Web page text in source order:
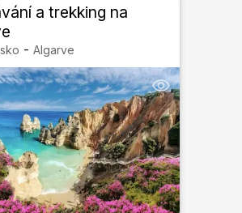
a trekking na
- Algarve